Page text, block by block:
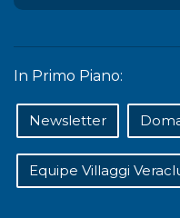
In Primo Piano:
Newsletter
Equipe Villaggi